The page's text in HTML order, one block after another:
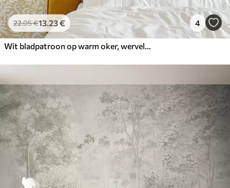
22.05€13.23€ 4
Wit bladpatroon op warm oker, wervelend ritme